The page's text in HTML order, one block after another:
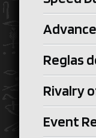
Reglas
Rivalry
Event